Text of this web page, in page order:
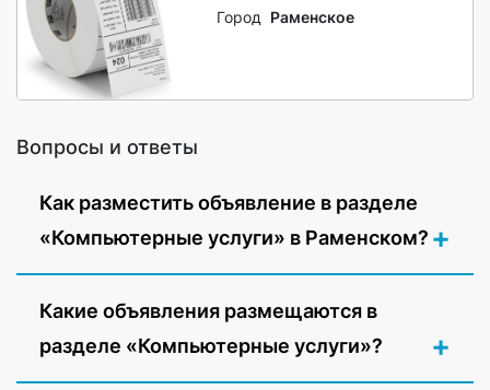
Город Раменское
Вопросы и ответы
Как разместить объявление в разделе
«Компьютерные услуги» в Раменском?
Какие объявления размещаются в
разделе «Компьютерные услуги»?